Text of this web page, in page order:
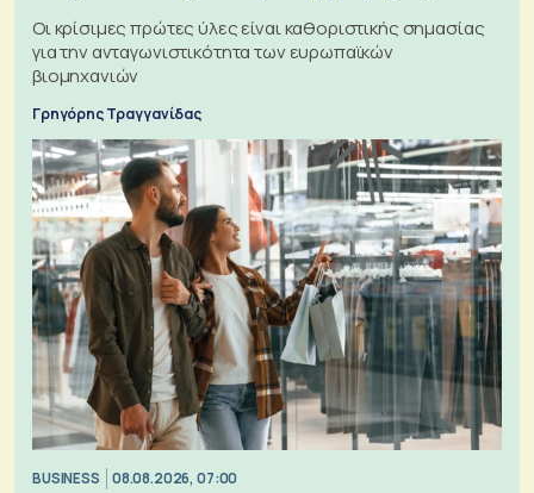
Οι κρίσιμες πρώτες ύλες είναι καθοριστικής σημασίας
για την ανταγωνιστικότητα των ευρωπαϊκών
βιομηχανιών
Γρηγόρης Τραγγανίδας
BUSINESS 08.08.2026, 07:00